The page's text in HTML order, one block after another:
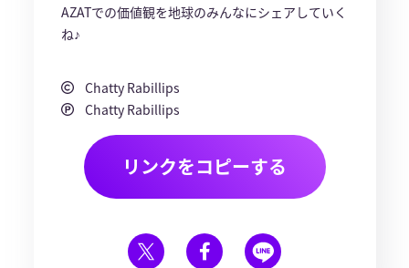
AZATでの価値観を地球のみんなにシェアしていく
ね♪
Chatty Rabillips
Chatty Rabillips
リンクをコピーする